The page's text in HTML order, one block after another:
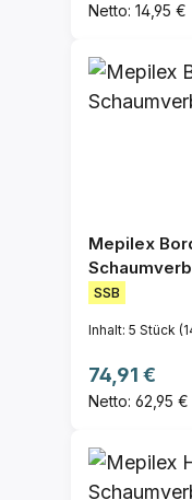
Netto: 14,95 €
Mepilex
SSB
Inhalt: 5 Stück
Regulärer
74,91 €
Netto: 62,95 €